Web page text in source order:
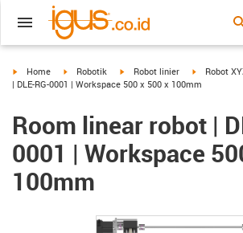
igus-icon-arrow-right
Home igus-icon-arrow-right
Robotik igus-icon-arrow-right
Robot linier igus-icon-
Robot
| DLE-RG-0001 | Workspace 500 x 500 x 100mm
Room linear robot |
0001 | Workspace
100mm